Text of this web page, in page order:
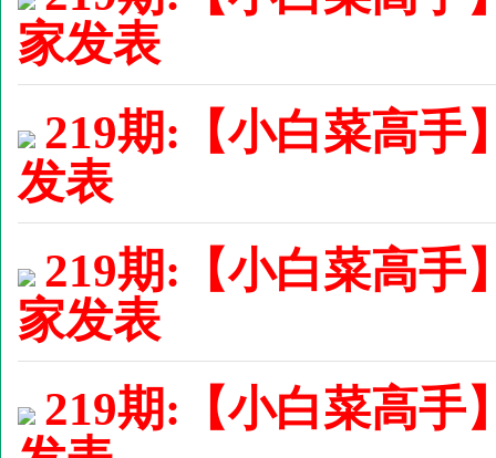
家发表
219期:【小白菜高手
发表
219期:【小白菜高手
家发表
219期:【小白菜高手